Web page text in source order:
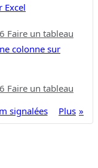
Excel
Faire un tableau
colonne sur
Faire un tableau
Plus
signalées